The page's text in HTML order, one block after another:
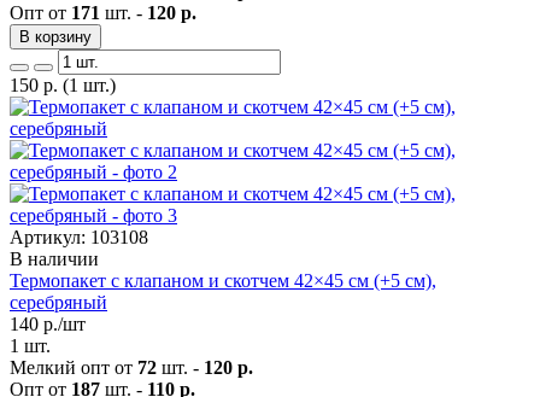
Опт от 171 шт. - 120 р.
В корзину
150 р. (1 шт.)
Артикул: 103108
В наличии
Термопакет с клапаном и скотчем 42×45 см (+5 см),
серебряный
140 р./шт
1 шт.
Мелкий опт от 72 шт. - 120 р.
Опт от 187 шт. - 110 р.